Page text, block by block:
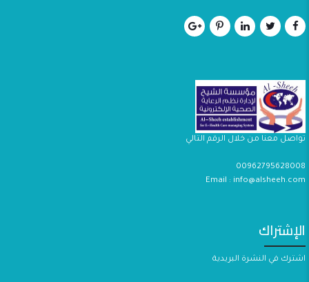
تواصل معنا من خلال الرقم التالي
00962795628008
Email : info@alsheeh.com
الإشتراك
اشترك في النشرة البريدية